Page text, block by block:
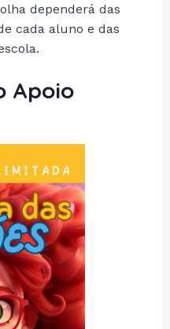
dependerá das
cada aluno e das
Apoio